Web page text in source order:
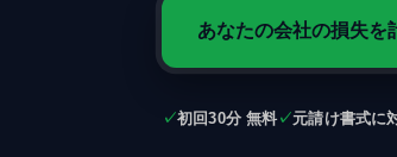
あなたの会社の損失を
✓初回30分 無料✓元請け書式に